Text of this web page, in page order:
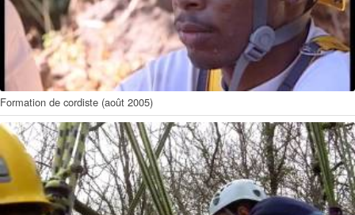
Formation de cordiste (août 2005)